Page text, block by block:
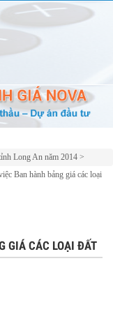
Long An năm 2014 >
Ban hành bảng giá các loại
GIÁ CÁC LOẠI ĐẤT